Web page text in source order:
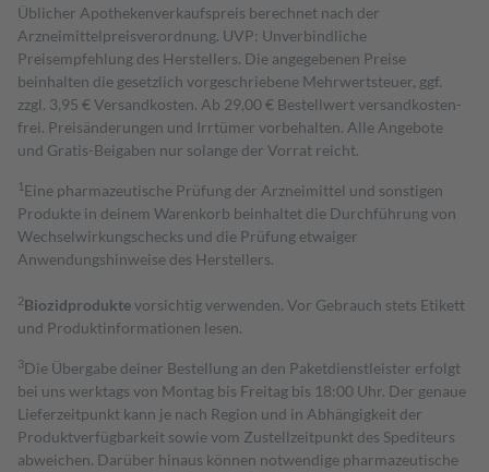
Üblicher Apothekenverkaufspreis berechnet nach der
Arzneimittelpreisverordnung. UVP: Unverbindliche
Preisempfehlung des Herstellers. Die angegebenen Preise
beinhalten die gesetzlich vorgeschriebene Mehrwertsteuer, ggf.
zzgl. 3,95 € Versandkosten. Ab 29,00 € Bestell­wert versand­kosten­
frei. Preisänderungen und Irrtümer vorbehalten. Alle Angebote
und Gratis-Beigaben nur solange der Vorrat reicht.
1 Eine pharmazeutische Prüfung der Arzneimittel und sonstigen
Produkte in deinem Warenkorb beinhaltet die Durchführung von
Wechselwirkungschecks und die Prüfung etwaiger
Anwendungshinweise des Herstellers.
2Biozidproduktevorsichtig verwenden. Vor Gebrauch stets Etikett
und Produktinformationen lesen.
3Die Übergabe deiner Bestellung an den Paketdienstleister erfolgt
bei uns werktags von Montag bis Freitag bis 18:00 Uhr. Der genaue
Lieferzeitpunkt kann je nach Region und in Abhängigkeit der
Produktverfügbarkeit sowie vom Zustellzeitpunkt des Spediteurs
abweichen. Darüber hinaus können notwendige pharmazeutische